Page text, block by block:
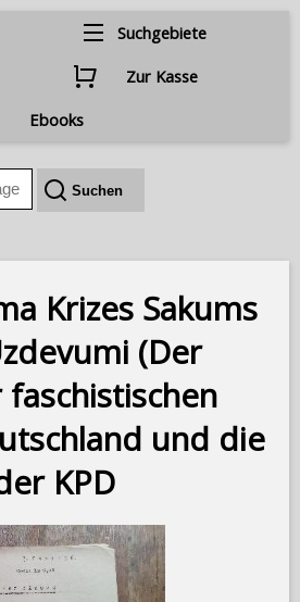
Suchgebiete
Zur Kasse
Ebooks
Krizes Sakums
(Der
und die
KPD